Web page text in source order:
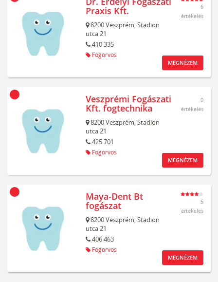
Praxis Kft.
8200Veszprém,Stadion
utca 21
410 335
Fogorvos
6
értékelés
MEGNÉZEM
Veszprémi Fogászati
Kft. fogtechnika
8200Veszprém,Stadion
utca 21
425 701
Fogorvos
0
értékelés
MEGNÉZEM
Maya-Dent Bt
fogászat
8200Veszprém,Stadion
utca 21
406 463
Fogorvos
5
értékelés
MEGNÉZEM